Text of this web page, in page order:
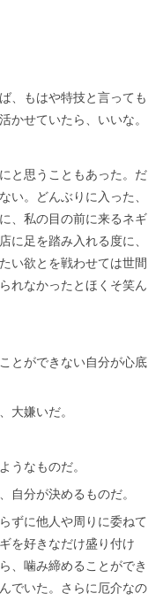
、もはや特技と言っても
かせていたら、いいな。
と思うこともあった。だ
い。どんぶりに入った、
、私の目の前に来るネギ
に足を踏み入れる度に、
い欲とを戦わせては世間
れなかったとほくそ笑ん
とができない自分が心底
大嫌いだ。
うなものだ。
自分が決めるものだ。
ずに他人や周りに委ねて
を好きなだけ盛り付け
、噛み締めることができ
でいた。さらに厄介なの